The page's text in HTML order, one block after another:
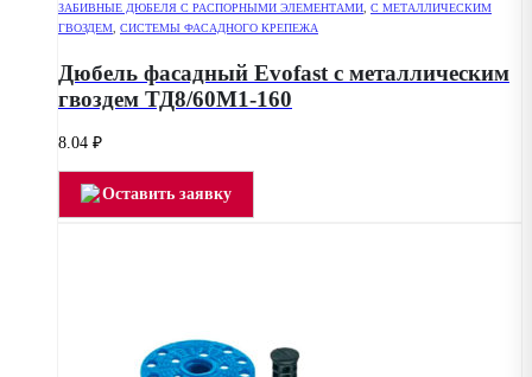
ЗАБИВНЫЕ ДЮБЕЛЯ С РАСПОРНЫМИ ЭЛЕМЕНТАМИ С МЕТАЛЛИЧЕСКИМ
ГВОЗДЕМ СИСТЕМЫ ФАСАДНОГО КРЕПЕЖА
Дюбель фасадный Evofast с металлическим
гвоздем ТД8/60М1-160
8.04 ₽
Оставить заявку